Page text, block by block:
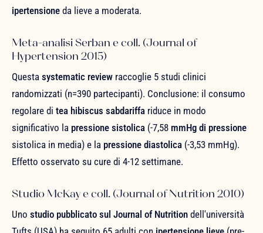
ipertensione da lieve a moderata.
Meta-analisi Serban e coll. (Journal of
Hypertension 2015)
Questa systematic review raccoglie 5 studi clinici
randomizzati (n=390 partecipanti). Conclusione: il consumo
regolare di tea hibiscus sabdariffa riduce in modo
significativo la pressione sistolica (-7,58 mmHg di pressione
sistolica in media) e la pressione diastolica (-3,53 mmHg).
Effetto osservato su cure di 4-12 settimane.
Studio McKay e coll. (Journal of Nutrition 2010)
Uno studio pubblicato sul Journal of Nutrition dell'università